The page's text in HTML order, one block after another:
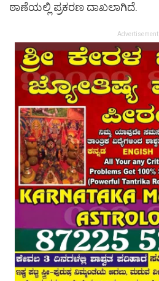
ಠಾಣೆಯಲ್ಲಿ ಪ್ರಕರಣ ದಾಖಲಾಗಿದೆ.
Advertisement